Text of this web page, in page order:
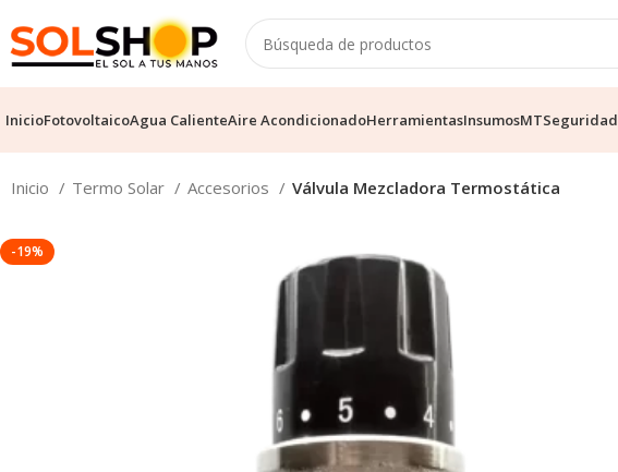
InicioFotovoltaicoAgua CalienteAire AcondicionadoHerramientasInsumosMTSeguridad
Inicio Termo Solar Accesorios Válvula Mezcladora Termostática
-19%